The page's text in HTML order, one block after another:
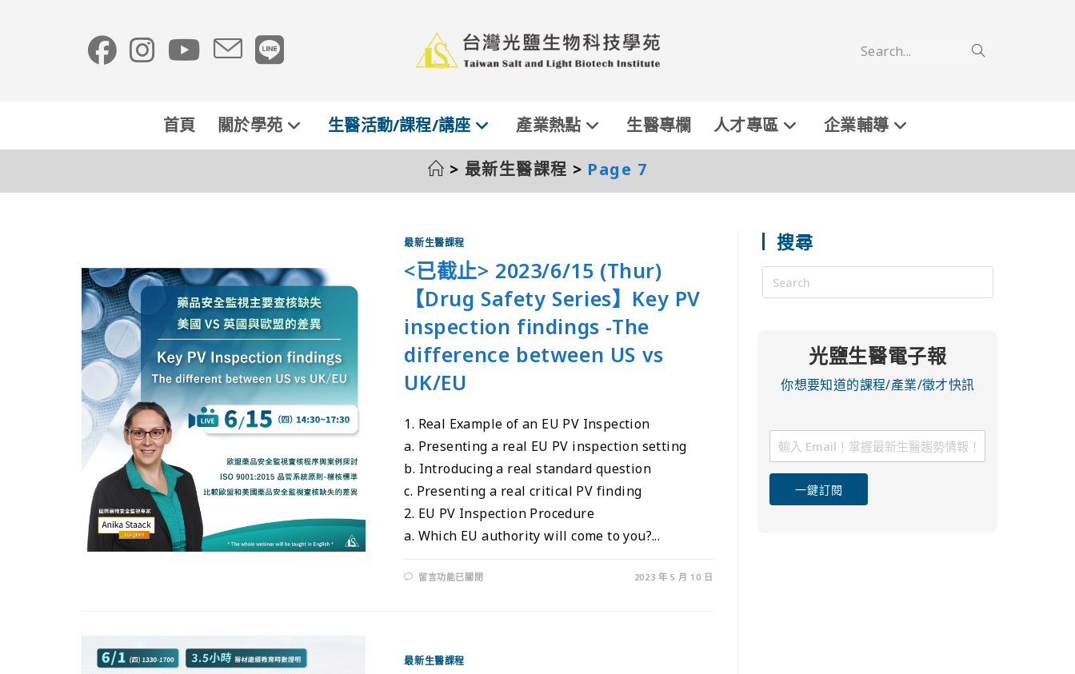
Search...
首頁 關於學苑 生醫活動/課程/講座 產業熱點 生醫專欄 人才專區 企業輔導
> 最新生醫課程 > Page 7
最新生醫課程
<已截止> 2023/6/15 (Thur)
【Drug Safety Series】Key PV
inspection findings -The
difference between US vs
UK/EU
1. Real Example of an EU PV Inspection
a. Presenting a real EU PV inspection setting
b. Introducing a real standard question
c. Presenting a real critical PV finding
2. EU PV Inspection Procedure
a. Which EU authority will come to you?...
留言功能已關閉 2023 年 5 月 10 日
最新生醫課程
搜尋
光鹽生醫電子報
你想要知道的課程/產業/徵才快訊
一鍵訂閱